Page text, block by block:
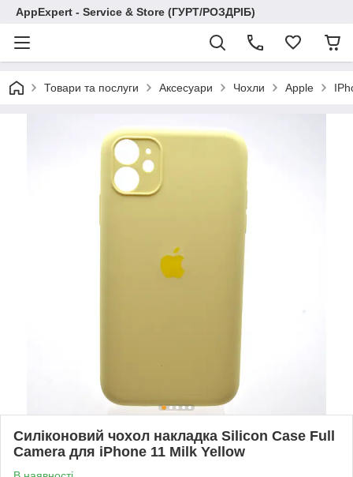
AppExpert - Service & Store (ГУРТ/РОЗДРІБ)
Товари та послуги Аксесуари Чохли Apple
Силіконовий чохол накладка Silicon Case Full
Camera для iPhone 11 Milk Yellow